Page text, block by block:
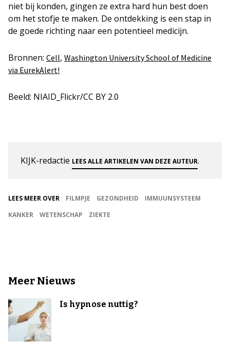
niet bij konden, gingen ze extra hard hun best doen
om het stofje te maken. De ontdekking is een stap in
de goede richting naar een potentieel medicijn.
Bronnen: Cell, Washington University School of Medicine
via EurekAlert!
Beeld: NIAID_Flickr/CC BY 2.0
KIJK-redactie LEES ALLE ARTIKELEN VAN DEZE AUTEUR.
LEES MEER OVER FILMPJE GEZONDHEID
IMMUUNSYSTEEM
KANKER
WETENSCHAP ZIEKTE
Meer Nieuws
Is hypnose nuttig?